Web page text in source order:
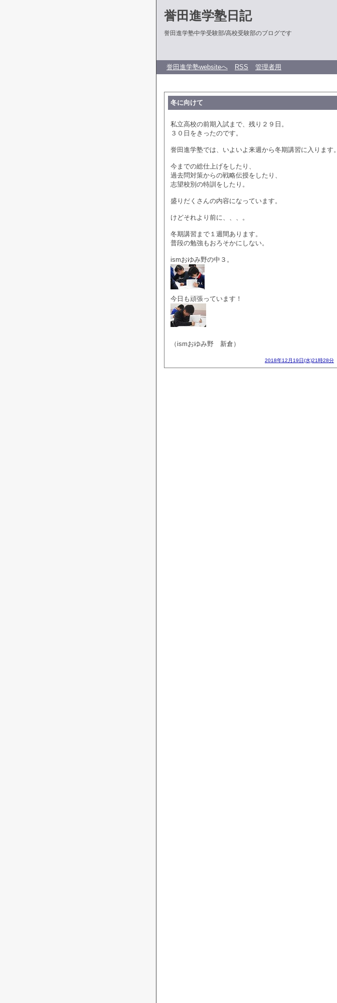
誉田進学塾日記
誉田進学塾中学受験部/高校受験部のブログです
誉田進学塾websiteへ RSS 管理者用
冬に向けて
私立高校の前期入試まで、残り２９日。
３０日をきったのです。
誉田進学塾では、いよいよ来週から冬期講習に入ります。
今までの総仕上げをしたり、
過去問対策からの戦略伝授をしたり、
志望校別の特訓をしたり。
盛りだくさんの内容になっています。
けどそれより前に、、、。
冬期講習まで１週間あります。
普段の勉強もおろそかにしない。
ismおゆみ野の中３。
今日も頑張っています！
（ismおゆみ野 新倉）
2018年12月19日(水)21時28分